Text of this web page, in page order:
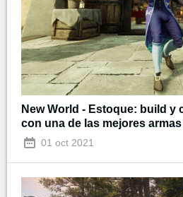
New World - Estoque: build y
con una de las mejores
01 oct 2021